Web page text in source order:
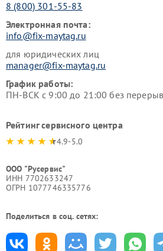
8 (800) 301-55-83
Электронная почта:
info@fix-maytag.ru
для юридических лиц
manager@fix-maytag.ru
График работы:
ПН-ВСК с 9:00 до 21:00 без
Рейтинг сервисного центра
4.9-5.0
ООО "Русервис"
ИНН 7702633247
ОГРН 1077746335776
Поделиться в соц. сетях: